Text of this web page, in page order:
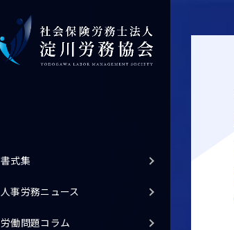
書式集
人事労務ニュース
労働問題コラム